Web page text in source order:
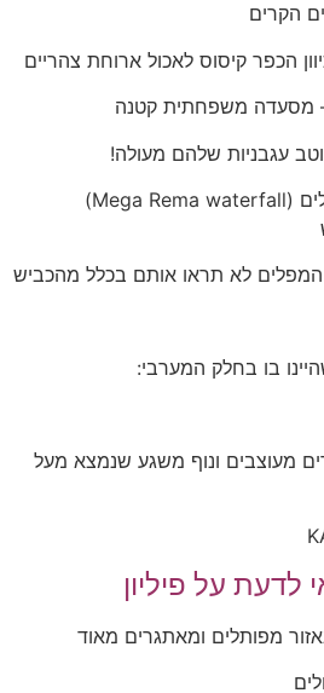
הקרים
הכפר קיסוס לאכול ארוחת צהריים
עגבניות שלהם מעולה!
בדרך לקיסוס עצרנו במפלים (Mega Rema waterfall)
לא תראו אותם בכלל מהכביש
בו בחלק המערבי:
מעוצבים ונוף משגע שנמצא מעל
על פיליון
מפותלים ומאתגרים מאוד